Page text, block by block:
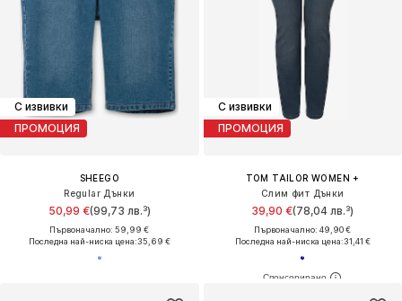
С извивки
ПРОМОЦИЯ
SHEEGO
Regular Дънки
50,99 €(99,73 лв.³)
Първоначално: 59,99 €
Последна най-ниска цена:35,69 €
С извивки
ПРОМОЦИЯ
TOM TAILOR WOMEN +
Слим фит Дънки
39,90 €(78,04 лв.³)
Първоначално: 49,90 €
Последна най-ниска цена:31,41 €